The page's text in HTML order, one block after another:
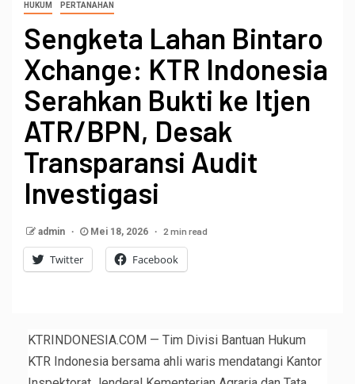
HUKUM PERTANAHAN
Sengketa Lahan Bintaro
Xchange: KTR Indonesia
Serahkan Bukti ke Itjen
ATR/BPN, Desak
Transparansi Audit
Investigasi
admin Mei 18, 2026 2 min read
Twitter Facebook
KTRINDONESIA.COM — Tim Divisi Bantuan Hukum
KTR Indonesia bersama ahli waris mendatangi Kantor